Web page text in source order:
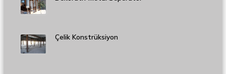
Çelik Konstrüksiyon